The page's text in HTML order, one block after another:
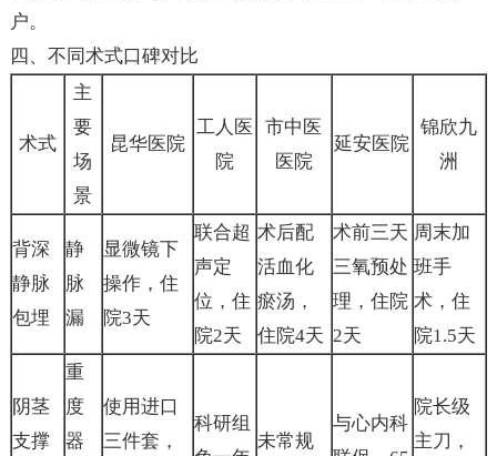
户。
四、不同术式口碑对比
术式
主
要
场
景
昆华医院
工人医
院
市中医
医院
延安医院
锦欣九
洲
背深
静脉
包埋
静
脉
漏
显微镜下
操作，住
院3天
联合超
声定
位，住
院2天
术后配
活血化
瘀汤，
住院4天
术前三天
三氧预处
理，住院
2天
周末加
班手
术，住
院1.5天
阴茎
支撑
重
度
器
使用进口
三件套，
科研组
未常规
与心内科
院长级
主刀，